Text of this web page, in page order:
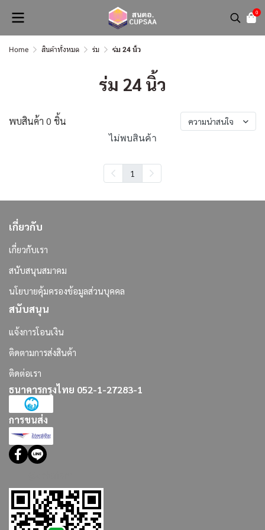
0
Home สินค้าทั้งหมด ร่ม ร่ม 24 นิ้ว
ร่ม 24 นิ้ว
พบสินค้า 0 ชิ้น ความน่าสนใจ
ไม่พบสินค้า
1
เกี่ยวกับ
เกี่ยวกับเรา
สนับสนุนสมาคม
นโยบายคุ้มครองข้อมูลส่วนบุคคล
สนับสนุน
แจ้งการโอนเงิน
ติดตามการส่งสินค้า
ติดต่อเรา
ธนาคารกรุงไทย 052-1-27283-1
การขนส่ง